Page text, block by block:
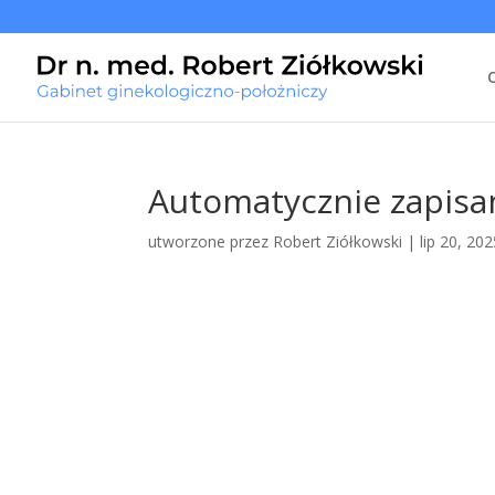
Automatycznie
utworzone przez Robert Ziółkowski |lip 20,